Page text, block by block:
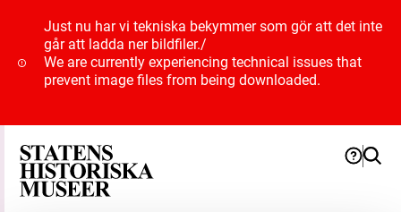
Just nu har vi tekniska bekymmer som gör att det inte
går att ladda ner bildfiler./
We are currently experiencing technical issues that
prevent image files from being downloaded.